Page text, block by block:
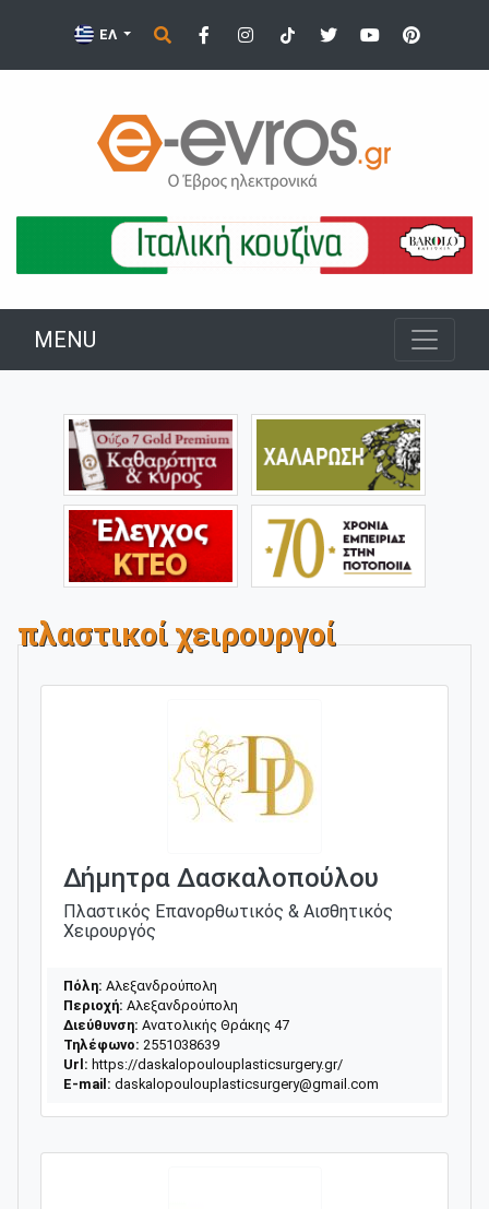
ΕΛ
MENU
πλαστικοί χειρουργοί
Δήμητρα Δασκαλοπούλου
Πλαστικός Επανορθωτικός & Αισθητικός
Χειρουργός
Πόλη: Αλεξανδρούπολη
Περιοχή: Αλεξανδρούπολη
Διεύθυνση: Ανατολικής Θράκης 47
Τηλέφωνο: 2551038639
Url: https://daskalopoulouplasticsurgery.gr/
E-mail: daskalopoulouplasticsurgery@gmail.com